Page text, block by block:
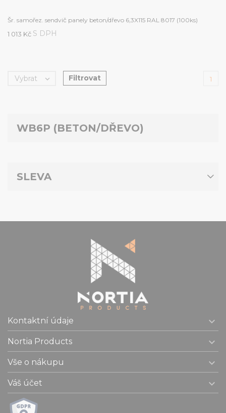
WB6P (BETON/DŘEVO)
SLEVA
Šr. samořez. sendvič panely beton/dřevo 6,3X115 RAL 8017 (100ks)
1 013 Kč S DPH
Vybrat  Filtrovat 1
Kontaktní údaje 
Nortia Products 
Vše o nákupu 
Váš účet 